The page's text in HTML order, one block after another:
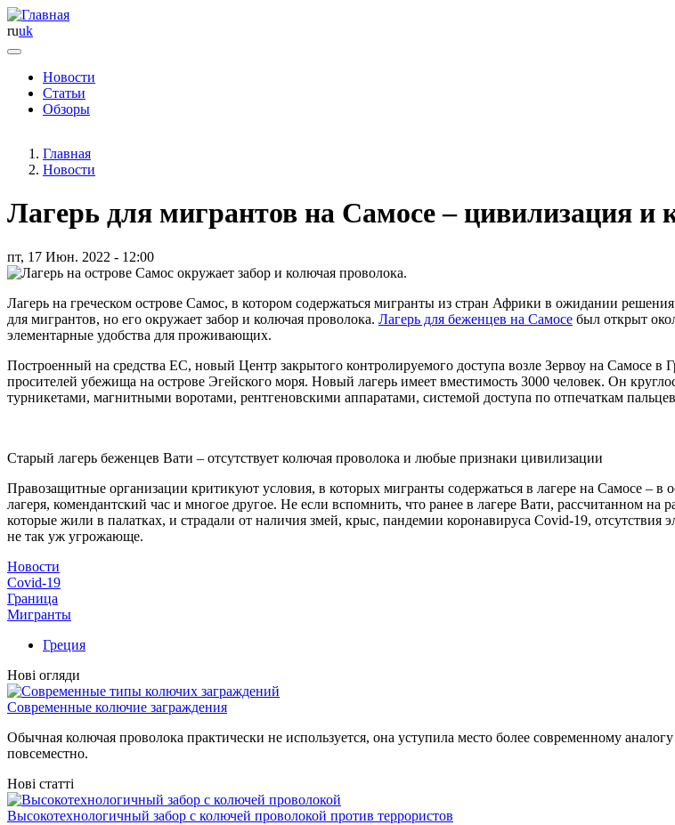
ruuk
Основная
навигация
Новости
Статьи
Обзоры
Главная
Новости
Лагерь для мигрантов на Самосе – цивилизация и
пт, 17 Июн. 2022 - 12:00
Лагерь на греческом острове Самос, в котором содержаться мигранты из стран Африки в ожидании
для мигрантов, но его окружает забор и колючая проволока. Лагерь для беженцев на Самосе был открыт
элементарные удобства для проживающих.
Построенный на средства ЕС, новый Центр закрытого контролируемого доступа возле Зервоу на Самосе
просителей убежища на острове Эгейского моря. Новый лагерь имеет вместимость 3000 человек. Он
турникетами, магнитными воротами, рентгеновскими аппаратами, системой доступа по отпечаткам
Старый лагерь беженцев Вати – отсутствует колючая проволока и любые признаки цивилизации
Правозащитные организации критикуют условия, в которых мигранты содержаться в лагере на Самосе – в
лагеря, комендантский час и многое другое. Не если вспомнить, что ранее в лагере Вати, рассчитанном
которые жили в палатках, и страдали от наличия змей, крыс, пандемии коронавируса Covid-19, отсутствия
не так уж угрожающе.
Новости
Covid-19
Граница
Мигранты
Греция
Нові огляди
Современные колючие заграждения
Обычная колючая проволока практически не используется, она уступила место более современному
повсеместно.
Нові статті
Высокотехнологичный забор с колючей проволокой против террористов